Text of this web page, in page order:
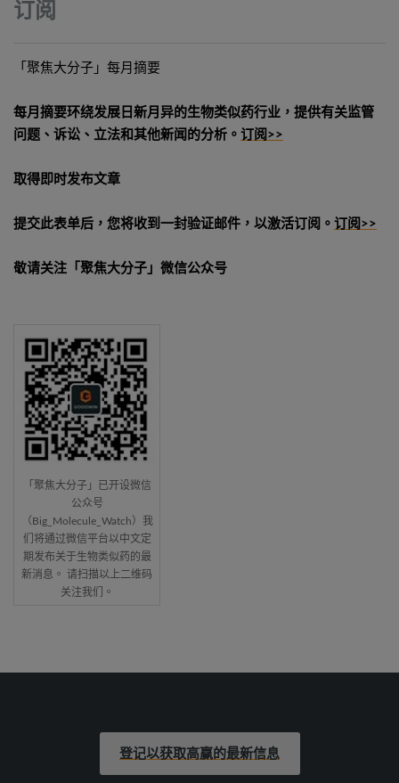
订阅
「聚焦大分子」每月摘要
每月摘要环绕发展日新月异的生物类似药行业，提供有关监管
问题、诉讼、立法和其他新闻的分析。 订阅>>
取得即时发布文章
提交此表单后，您将收到一封验证邮件，以激活订阅。 订阅>>
敬请关注「聚焦大分子」微信公众号
「聚焦大分子」已开设微信
公众号
（Big_Molecule_Watch）我
们将通过微信平台以中文定
期发布关于生物类似药的最
新消息。 请扫描以上二维码
关注我们。
登记以获取高赢的最新信息